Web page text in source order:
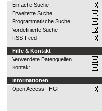
Einfache Suche
Erweiterte Suche
Programmatische Suche
Vordefinierte Suche
RSS-Feed
Hilfe & Kontakt
Verwendete Datenquellen
Kontakt
Informationen
Open Access - HGF